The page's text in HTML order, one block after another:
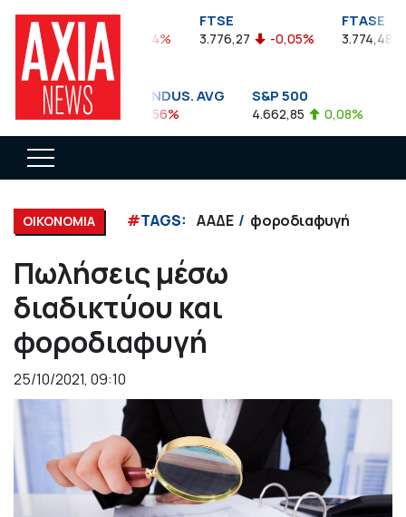
FTSEA
899,47 -0,04%
FTSE
3.776,27 -0,05%
FTASE
3.774,48
DOW JONES INDUS. AVG
35.911,81 -0,56%
S&P 500
4.662,85 0,08%
ΟΙΚΟΝΟΜΙΑ #TAGS: ΑΑΔΕ φοροδιαφυγή
Πωλήσεις μέσω
διαδικτύου και
φοροδιαφυγή
25/10/2021, 09:10